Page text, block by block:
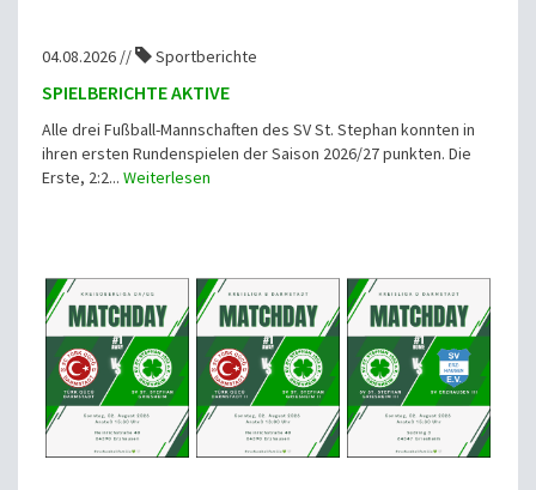
04.08.2026 // Sportberichte
SPIELBERICHTE AKTIVE
Alle drei Fußball-Mannschaften des SV St. Stephan konnten in
ihren ersten Rundenspielen der Saison 2026/27 punkten. Die
Erste, 2:2... Weiterlesen